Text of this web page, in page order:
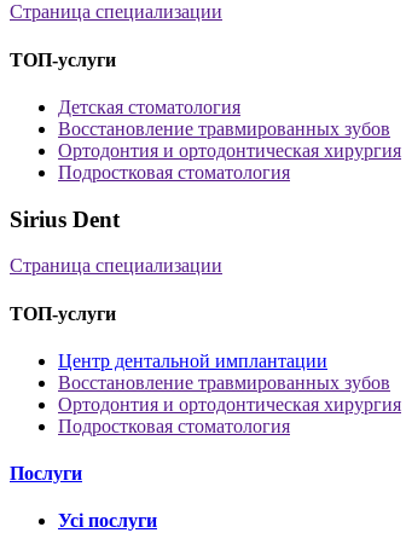
Страница специализации
ТОП-услуги
Детская стоматология
Восстановление травмированных зубов
Ортодонтия и ортодонтическая хирургия
Подростковая стоматология
Sirius Dent
Страница специализации
ТОП-услуги
Центр дентальной имплантации
Восстановление травмированных зубов
Ортодонтия и ортодонтическая хирургия
Подростковая стоматология
Послуги
Усі послуги